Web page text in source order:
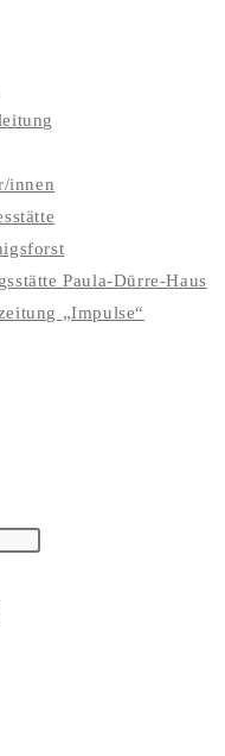
innen
Paula-Dürre-Haus
„Impulse“